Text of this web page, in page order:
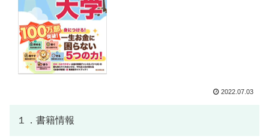
2022.07.03
１．書籍情報